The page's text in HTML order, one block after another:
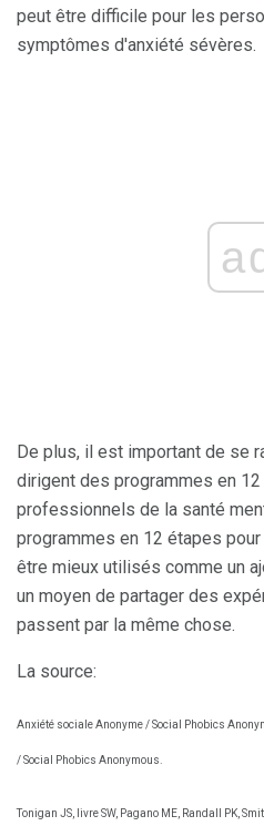
peut être difficile pour les
symptômes d'anxiété sévères.
De plus, il est important de se
dirigent des programmes en
professionnels de la santé
programmes en 12 étapes
être mieux utilisés comme un
un moyen de partager des
passent par la même chose.
La source:
Anxiété sociale Anonyme / Social Phobics
/ Social Phobics Anonymous.
Tonigan JS, livre SW, Pagano ME, Randall PK,